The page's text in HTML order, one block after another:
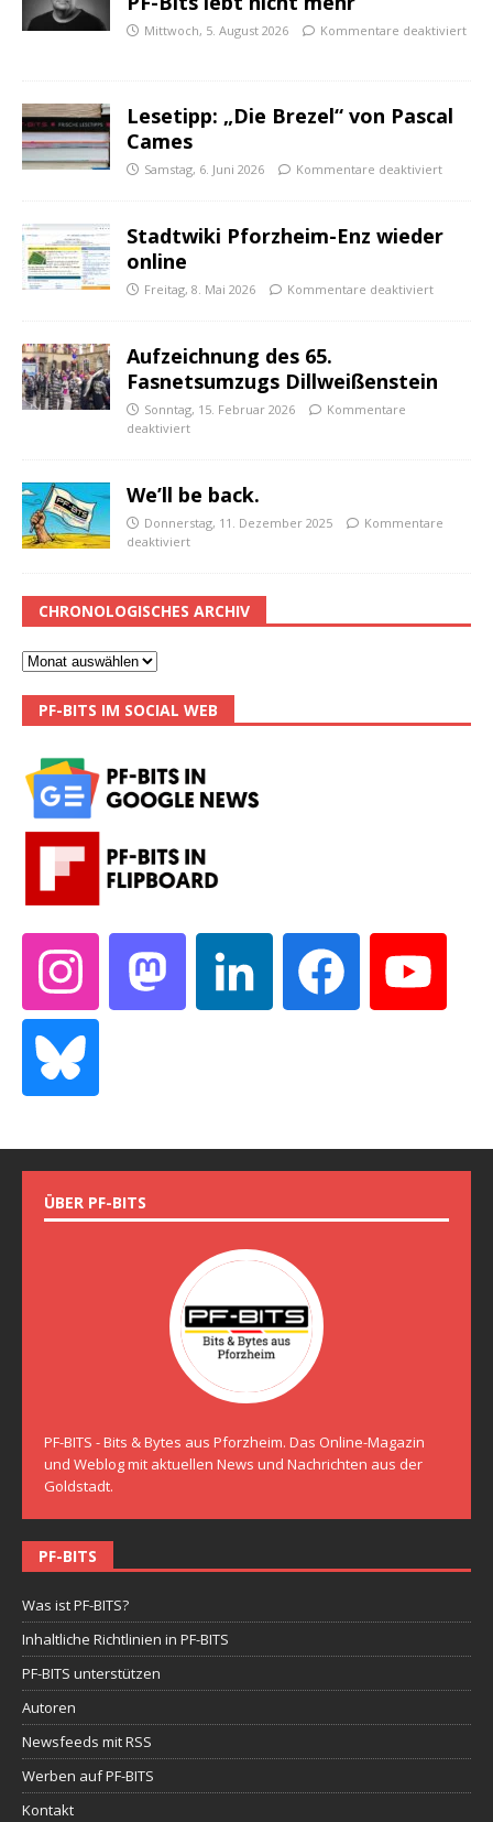
Mittwoch, 5. August 2026 Kommentare deaktiviert
Lesetipp: „Die Brezel“ von Pascal
Cames
Samstag, 6. Juni 2026 Kommentare deaktiviert
Stadtwiki Pforzheim-Enz wieder
online
Freitag, 8. Mai 2026 Kommentare deaktiviert
Aufzeichnung des 65.
Fasnetsumzugs Dillweißenstein
Sonntag, 15. Februar 2026
Kommentare
deaktiviert
We’ll be back.
Donnerstag, 11. Dezember 2025
Kommentare
deaktiviert
CHRONOLOGISCHES ARCHIV
PF-BITS IM SOCIAL WEB
ÜBER PF-BITS
PF-BITS - Bits & Bytes aus Pforzheim. Das Online-Magazin
und Weblog mit aktuellen News und Nachrichten aus der
Goldstadt.
PF-BITS
Was ist PF-BITS?
Inhaltliche Richtlinien in PF-BITS
PF-BITS unterstützen
Autoren
Newsfeeds mit RSS
Werben auf PF-BITS
Kontakt